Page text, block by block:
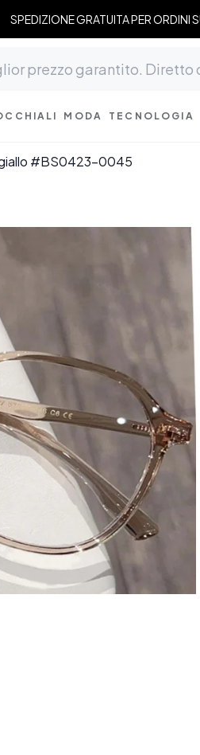
SPEDIZIONE GRATUITA PER ORDINI
MODA TECNOLOGIA
#BS0423-0045